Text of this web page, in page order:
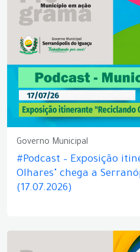
Governo Municipal
#Podcast – Exposição
Olhares" chega a
(17.07.2026)